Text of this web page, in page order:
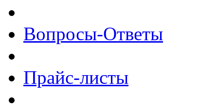
Вопросы-Ответы
Прайс-листы